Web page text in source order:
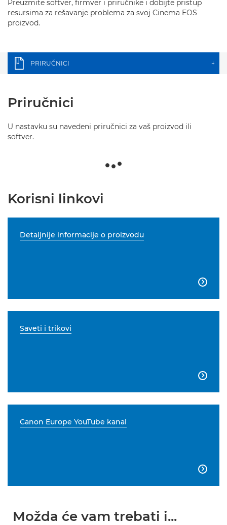
Preuzmite softver, firmver i priručnike i dobijte pristup
resursima za rešavanje problema za svoj Cinema EOS
proizvod.
PRIRUČNICI +
Priručnici
U nastavku su navedeni priručnici za vaš proizvod ili
softver.
Korisni linkovi
Detaljnije informacije o proizvodu

Saveti i trikovi

Canon Europe YouTube kanal

Možda će vam trebati i...